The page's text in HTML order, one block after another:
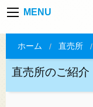
MENU
ホーム 直売所
直売所のご紹介